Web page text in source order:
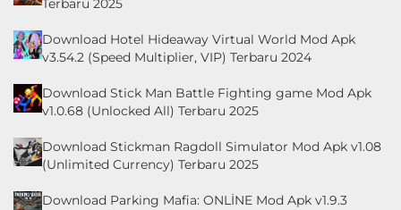
Download Hotel Hideaway Virtual World Mod Apk
v3.54.2 (Speed Multiplier, VIP) Terbaru 2024
Download Stick Man Battle Fighting game Mod Apk
v1.0.68 (Unlocked All) Terbaru 2025
Download Stickman Ragdoll Simulator Mod Apk v1.08
(Unlimited Currency) Terbaru 2025
Download Parking Mafia: ONLİNE Mod Apk v1.9.3